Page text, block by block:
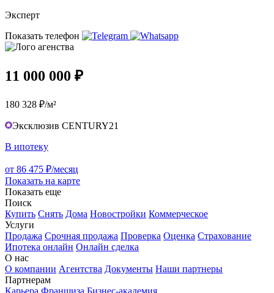
Эксперт
Показать телефон
11 000 000 ₽
180 328 ₽/м²
Эксклюзив CENTURY21
В ипотеку
от 86 475 ₽/месяц
Показать на карте
Показать еще
Поиск
Купить Снять Дома Новостройки Коммерческое
Услуги
Продажа Срочная продажа Проверка Оценка Страхование
Ипотека онлайн Онлайн сделка
О нас
О компании Агентства Документы Наши партнеры
Партнерам